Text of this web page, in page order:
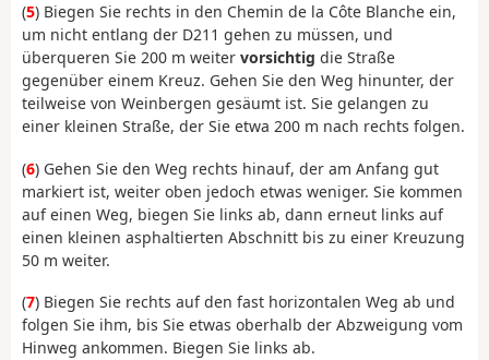
(5) Biegen Sie rechts in den Chemin de la Côte Blanche ein,
um nicht entlang der D211 gehen zu müssen, und
überqueren Sie 200 m weiter vorsichtig die Straße
gegenüber einem Kreuz. Gehen Sie den Weg hinunter, der
teilweise von Weinbergen gesäumt ist. Sie gelangen zu
einer kleinen Straße, der Sie etwa 200 m nach rechts folgen.
(6) Gehen Sie den Weg rechts hinauf, der am Anfang gut
markiert ist, weiter oben jedoch etwas weniger. Sie kommen
auf einen Weg, biegen Sie links ab, dann erneut links auf
einen kleinen asphaltierten Abschnitt bis zu einer Kreuzung
50 m weiter.
(7) Biegen Sie rechts auf den fast horizontalen Weg ab und
folgen Sie ihm, bis Sie etwas oberhalb der Abzweigung vom
Hinweg ankommen. Biegen Sie links ab.